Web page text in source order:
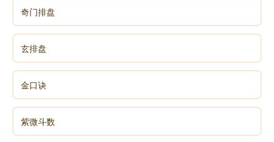
奇门排盘
玄排盘
金口诀
紫微斗数